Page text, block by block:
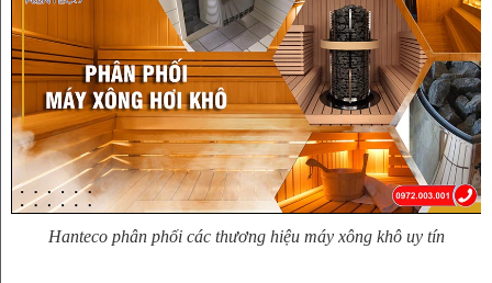
Hanteco phân phối các thương hiệu máy xông khô uy tín